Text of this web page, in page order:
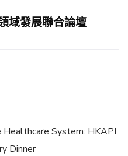
域發展聯合論壇
Healthcare System: HKAPI
Dinner